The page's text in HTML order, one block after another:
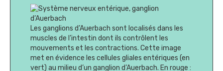
Les ganglions d’Auerbach sont localisés dans les
muscles de l’intestin dont ils contrôlent les
mouvements et les contractions. Cette image
met en évidence les cellules gliales entériques (en
vert) au milieu d’un ganglion d’Auerbach. En rouge :